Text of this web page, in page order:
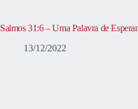
Salmos 31:6 – Uma Palavra de
13/12/2022